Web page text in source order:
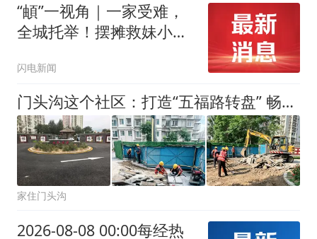
“頔”一视角｜一家受难，
全城托举！摆摊救妹小伙
闪电新闻
门头沟这个社区：打造“五福路转盘” 畅通民心出行路！
家住门头沟
2026-08-08 00:00每经热